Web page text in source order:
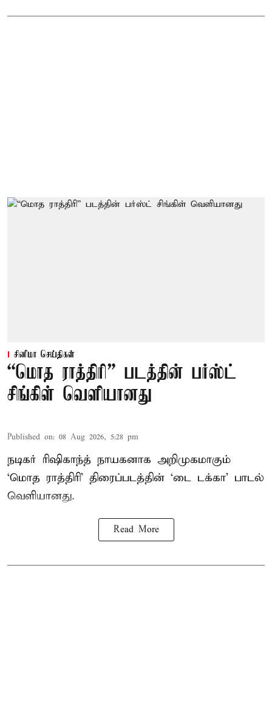
சினிமா செய்திகள்
“மொத ராத்திரி” படத்தின் பர்ஸ்ட்
சிங்கிள் வெளியானது
Published on: 08 Aug 2026, 5:28 pm
நடிகர் ரிஷிகாந்த் நாயகனாக அறிமுகமாகும்
‘மொத ராத்திரி’ திரைப்படத்தின் ‘டை டக்கா’ பாடல்
வெளியானது.
Read More